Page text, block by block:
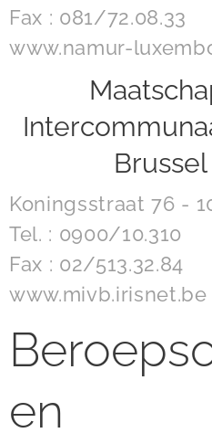
Fax : 081/72.08.33
www.namur-
Brussel
Koningsstraat 76 -
Tel. : 0900/10.310
Fax : 02/513.32.84
www.mivb.irisnet.be
en